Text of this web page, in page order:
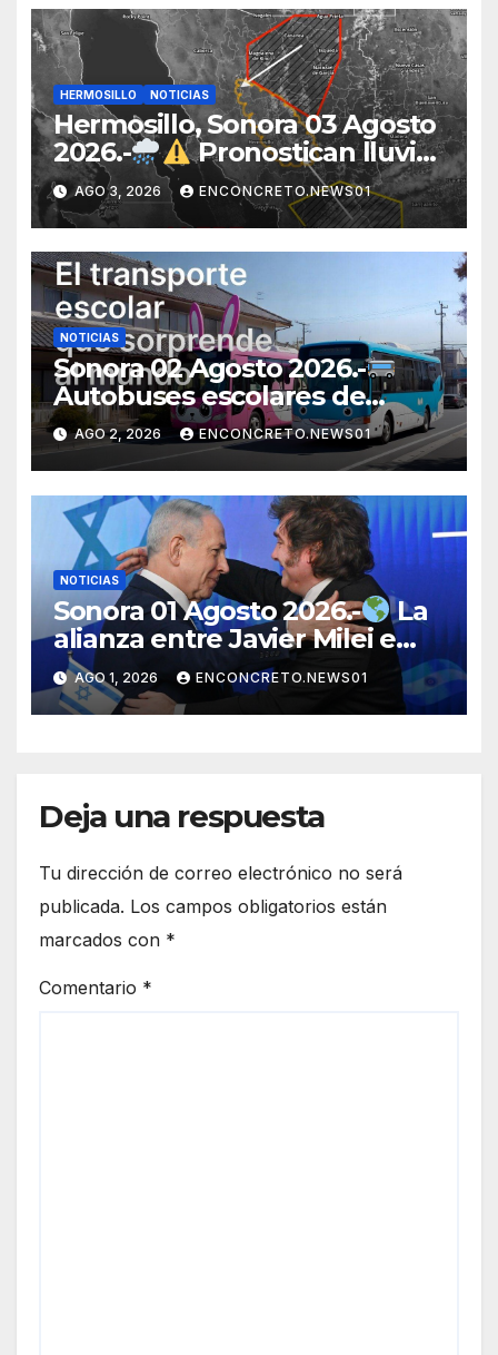
HERMOSILLO NOTICIAS
Hermosillo, Sonora 03 Agosto
2026.-
Pronostican lluvias
para Hermosillo esta noche;
norte de Sonora registra
mayor potencial de
tormentas
AGO 3, 2026 ENCONCRETO.NEWS01
NOTICIAS
Sonora 02 Agosto 2026.-
Autobuses escolares de
Japón sorprenden al mundo
por su seguridad y disciplina
AGO 2, 2026 ENCONCRETO.NEWS01
NOTICIAS
Sonora 01 Agosto 2026.-
La
alianza entre Javier Milei e
Israel genera debate
internacional por su alcance
político y estratégico
AGO 1, 2026 ENCONCRETO.NEWS01
Deja una respuesta
Tu dirección de correo electrónico no será
publicada. Los campos obligatorios están
marcados con *
Comentario *